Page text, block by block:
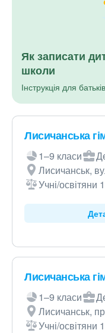
Як записати
школи
Інструкція для батьків
Лисичанська
1–9 класи
Лисичанськ,
Учні/освітяни
Лисичанська
1–9 класи
Лисичанськ,
Учні/освітяни